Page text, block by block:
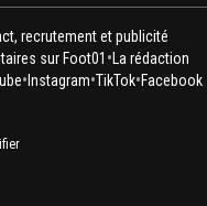
recrutement et publicité
sur Foot01 • La rédaction
• Instagram•TikTok•Facebook